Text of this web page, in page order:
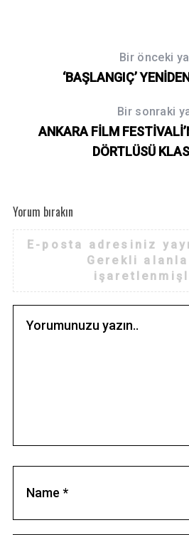
Bir önceki
‘BAŞLANGIÇ’
Bir sonraki
ANKARA FİLM
DÖRTLÜSÜ
Yorum bırakın
E-posta adresiniz
Gerekli